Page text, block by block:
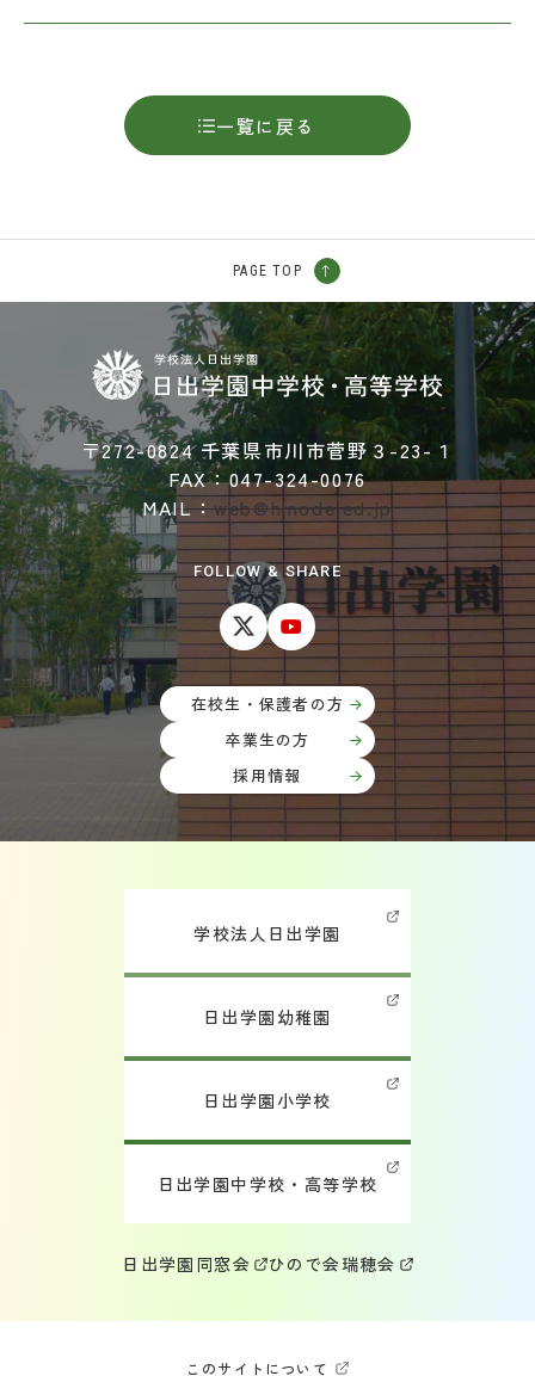
卒業生の方
学校法人日出学園
日出学園幼稚園
日出学園小学校
日出学園中学校・高等学校
日出学園同窓会 ひので会 瑞穂会
このサイトについて
個人情報の取り扱いについて
一覧に戻る
PAGE TOP
〒272-0824 千葉県市川市菅野３-23-１
FAX：047-324-0076
MAIL：web@hinode.ed.jp
FOLLOW & SHARE
在校生・保護者の方
卒業生の方
採用情報
学校法人日出学園
日出学園幼稚園
日出学園小学校
日出学園中学校・高等学校
日出学園同窓会 ひので会瑞穂会
このサイトについて